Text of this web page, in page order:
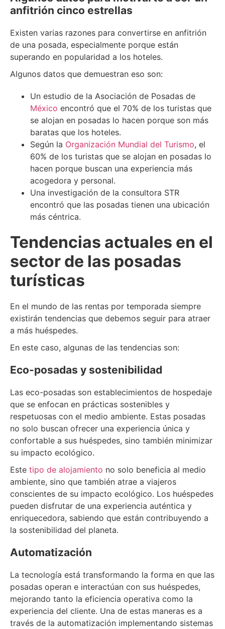
anfitrión cinco estrellas
Existen varias razones para convertirse en anfitrión
de una posada, especialmente porque están
superando en popularidad a los hoteles.
Algunos datos que demuestran eso son:
Un estudio de la Asociación de Posadas de
México encontró que el 70% de los turistas que
se alojan en posadas lo hacen porque son más
baratas que los hoteles.
Según la Organización Mundial del Turismo, el
60% de los turistas que se alojan en posadas lo
hacen porque buscan una experiencia más
acogedora y personal.
Una investigación de la consultora STR
encontró que las posadas tienen una ubicación
más céntrica.
Tendencias actuales en el
sector de las posadas
turísticas
En el mundo de las rentas por temporada siempre
existirán tendencias que debemos seguir para atraer
a más huéspedes.
En este caso, algunas de las tendencias son:
Eco-posadas y sostenibilidad
Las eco-posadas son establecimientos de hospedaje
que se enfocan en prácticas sostenibles y
respetuosas con el medio ambiente. Estas posadas
no solo buscan ofrecer una experiencia única y
confortable a sus huéspedes, sino también minimizar
su impacto ecológico.
Este tipo de alojamiento no solo beneficia al medio
ambiente, sino que también atrae a viajeros
conscientes de su impacto ecológico. Los huéspedes
pueden disfrutar de una experiencia auténtica y
enriquecedora, sabiendo que están contribuyendo a
la sostenibilidad del planeta.
Automatización
La tecnología está transformando la forma en que las
posadas operan e interactúan con sus huéspedes,
mejorando tanto la eficiencia operativa como la
experiencia del cliente. Una de estas maneras es a
través de la automatización implementando sistemas